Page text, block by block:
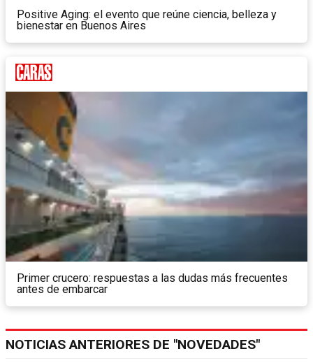
Positive Aging: el evento que reúne ciencia, belleza y
bienestar en Buenos Aires
Primer crucero: respuestas a las dudas más frecuentes
antes de embarcar
NOTICIAS ANTERIORES DE "NOVEDADES"